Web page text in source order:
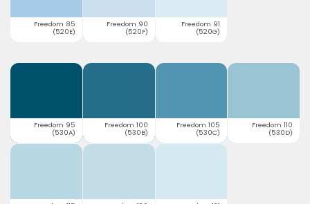
Freedom 85
(520E)
Freedom 90
(520F)
Freedom 91
(520G)
Freedom 95
(530A)
Freedom 100
(530B)
Freedom 105
(530C)
Freedom 110
(530D)